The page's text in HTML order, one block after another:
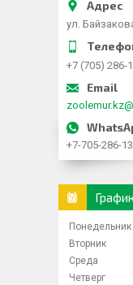
ул.
+7 (705) 286-
+7-705-286-
Понедельник
Вторник
Среда
Четверг